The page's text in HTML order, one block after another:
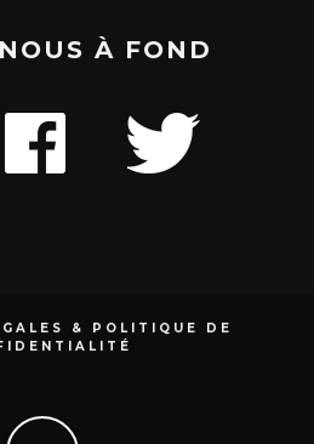
À FOND
& POLITIQUE DE